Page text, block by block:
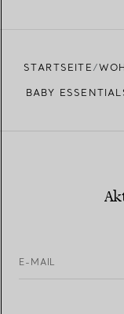
STARTSEITE
BABY
E-MAIL